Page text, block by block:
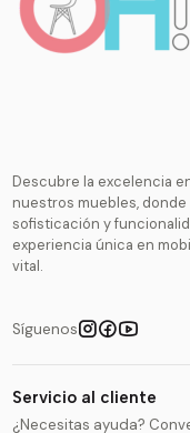
Descubre la excelencia
nuestros muebles,
sofisticación y
experiencia única en
vital.
Síguenos
Servicio al cliente
¿Necesitas ayuda?